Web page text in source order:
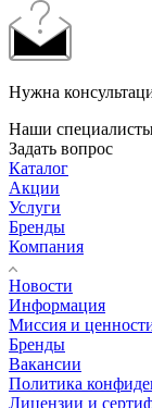
Нужна
Наши
Задать вопрос
Каталог
Акции
Услуги
Бренды
Компания
Новости
Информация
Миссия и
Бренды
Вакансии
Политика
Лицензии и